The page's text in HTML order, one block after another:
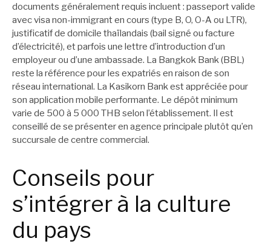
documents généralement requis incluent : passeport valide
avec visa non-immigrant en cours (type B, O, O-A ou LTR),
justificatif de domicile thaïlandais (bail signé ou facture
d’électricité), et parfois une lettre d’introduction d’un
employeur ou d’une ambassade. La Bangkok Bank (BBL)
reste la référence pour les expatriés en raison de son
réseau international. La Kasikorn Bank est appréciée pour
son application mobile performante. Le dépôt minimum
varie de 500 à 5 000 THB selon l’établissement. Il est
conseillé de se présenter en agence principale plutôt qu’en
succursale de centre commercial.
Conseils pour
s’intégrer à la culture
du pays